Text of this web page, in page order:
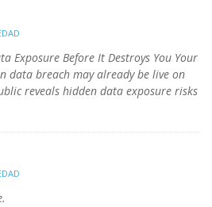
Exposure Before It Destroys You Your
data breach may already be live on
reveals hidden data exposure risks